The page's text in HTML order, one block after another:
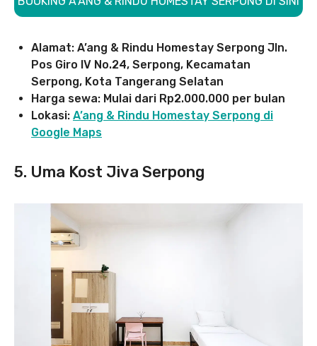
Alamat: A’ang & Rindu Homestay Serpong Jln.
Pos Giro IV No.24, Serpong, Kecamatan
Serpong, Kota Tangerang Selatan
Harga sewa: Mulai dari Rp2.000.000 per bulan
Lokasi: A’ang & Rindu Homestay Serpong di
Google Maps
5. Uma Kost Jiva Serpong